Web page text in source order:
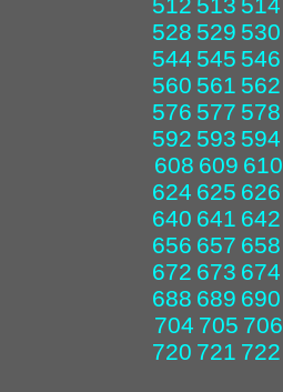
528 529 530
544 545 546
560 561 562
576 577 578
592 593 594
608 609 610
624 625 626
640 641 642
656 657 658
672 673 674
688 689 690
704 705 706
720 721 722